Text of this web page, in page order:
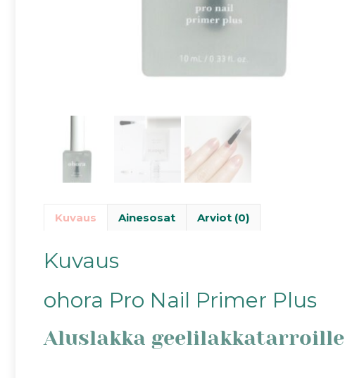
Kuvaus Ainesosat Arviot (0)
Kuvaus
ohora Pro Nail Primer Plus
Aluslakka geelilakkatarroille